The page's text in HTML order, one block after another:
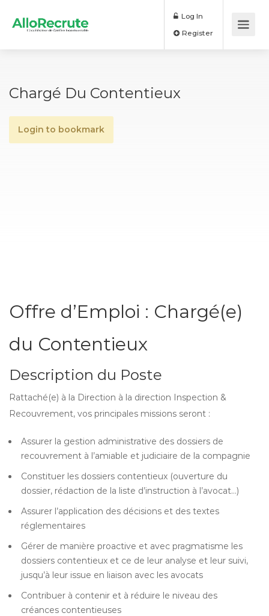
Log In
Chargé Du Contentieux
Login to bookmark
Offre d’Emploi : Chargé(e)
du Contentieux
Description du Poste
Rattaché(e) à la Direction à la direction Inspection &
Recouvrement, vos principales missions seront :
Assurer la gestion administrative des dossiers de
recouvrement à l’amiable et judiciaire de la compagnie
Constituer les dossiers contentieux (ouverture du
dossier, rédaction de la liste d’instruction à l’avocat…)
Assurer l’application des décisions et des textes
réglementaires
Gérer de manière proactive et avec pragmatisme les
dossiers contentieux et ce de leur analyse et leur suivi,
jusqu’à leur issue en liaison avec les avocats
Contribuer à contenir et à réduire le niveau des
créances contentieuses